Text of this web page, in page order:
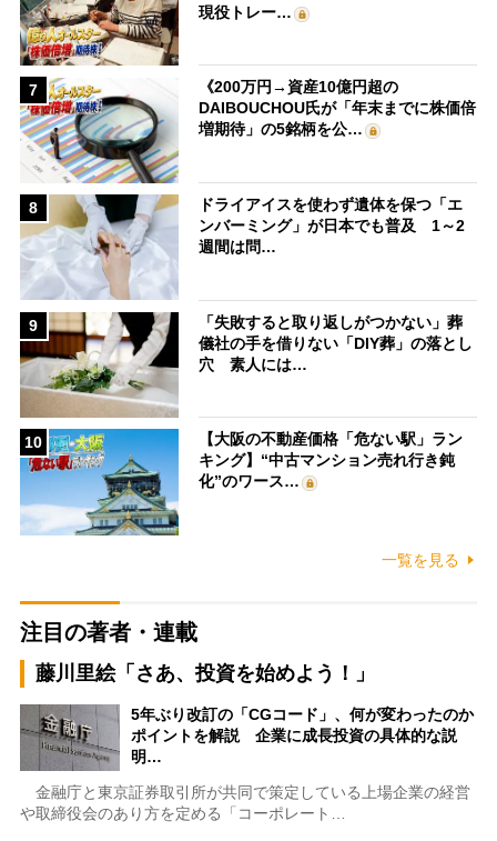
現役トレー…
7
《200万円→資産10億円超の
DAIBOUCHOU氏が「年末までに株価倍
増期待」の5銘柄を公…
8
ドライアイスを使わず遺体を保つ「エ
ンバーミング」が日本でも普及 1～2
週間は問…
9
「失敗すると取り返しがつかない」葬
儀社の手を借りない「DIY葬」の落とし
穴 素人には…
10
【大阪の不動産価格「危ない駅」ラン
キング】“中古マンション売れ行き鈍
化”のワース…
一覧を見る
注目の著者・連載
藤川里絵「さあ、投資を始めよう！」
5年ぶり改訂の「CGコード」、何が変わったのか
ポイントを解説 企業に成長投資の具体的な説
明…
金融庁と東京証券取引所が共同で策定している上場企業の経営
や取締役会のあり方を定める「コーポレート…